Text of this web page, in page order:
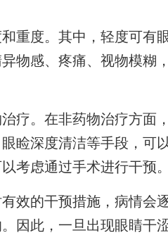
度。其中，轻度可有
物感、疼痛、视物模糊
。在非药物治疗方面
睑深度清洁等手段，可
考虑通过手术进行干预。
的干预措施，病情会
因此，一旦出现眼睛干